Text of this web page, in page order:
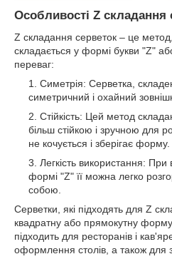
Особливості Z складання
Z складання серветок – це
складається у формі букви "Z"
переваг:
Симетрія: Серветка,
симетричний і охайний
Стійкість: Цей метод
більш стійкою і зручною для
не кочується і зберігає форму.
Легкість використання: При
формі "Z" її можна легко
собою.
Серветки, які підходять для Z
квадратну або прямокутну
підходить для ресторанів і
оформлення столів, а також для